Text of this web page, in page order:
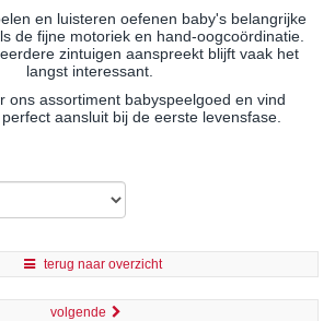
en luisteren oefenen baby's belangrijke
de fijne motoriek en hand-oogcoördinatie.
zintuigen aanspreekt blijft vaak het
langst interessant.
ons assortiment babyspeelgoed en vind
aansluit bij de eerste levensfase.
terug naar overzicht
volgende